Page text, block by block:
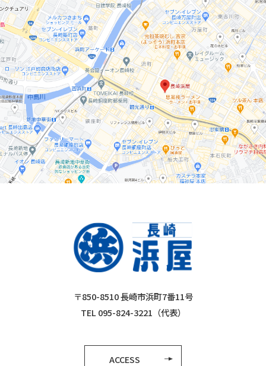
〒850-8510 長崎市浜町7番11号
TEL 095-824-3221（代表）
ACCESS